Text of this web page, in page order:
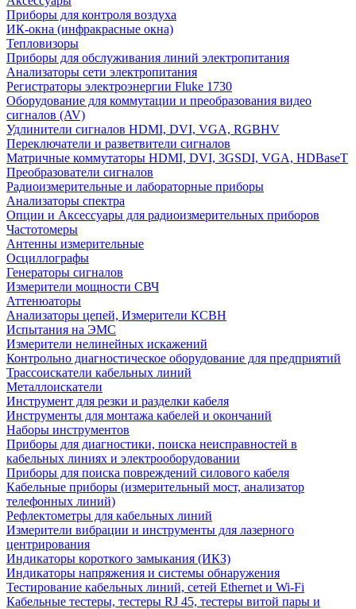
Приборы для контроля воздуха
ИК-окна (инфракрасные окна)
Тепловизоры
Приборы для обслуживания линий электропитания
Анализаторы сети электропитания
Регистраторы электроэнергии Fluke 1730
Оборудование для коммутации и преобразования видео
сигналов (AV)
Удлинители сигналов HDMI, DVI, VGA, RGBHV
Переключатели и разветвители сигналов
Матричные коммутаторы HDMI, DVI, 3GSDI, VGA, HDBaseT
Преобразователи сигналов
Радиоизмерительные и лабораторные приборы
Анализаторы спектра
Опции и Аксессуары для радиоизмерительных приборов
Частотомеры
Антенны измерительные
Осциллографы
Генераторы сигналов
Измерители мощности СВЧ
Аттенюаторы
Анализаторы цепей, Измерители КСВН
Испытания на ЭМС
Измерители нелинейных искажений
Контрольно диагностическое оборудование для предприятий
Трассоискатели кабельных линий
Металлоискатели
Инструмент для резки и разделки кабеля
Инструменты для монтажа кабелей и окончаний
Наборы инструментов
Приборы для диагностики, поиска неисправностей в
кабельных линиях и электрооборудовании
Приборы для поиска повреждений силового кабеля
Кабельные приборы (измерительный мост, анализатор
телефонных линий)
Рефлектометры для кабельных линий
Измерители вибрации и инструменты для лазерного
центрирования
Индикаторы короткого замыкания (ИКЗ)
Индикаторы напряжения и системы обнаружения
Тестирование кабельных линий, сетей Ethernet и Wi-Fi
Кабельные тестеры, тестеры RJ 45, тестеры витой пары и